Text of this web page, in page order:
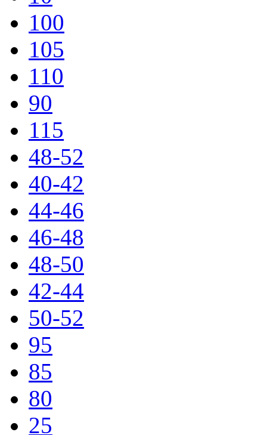
100
105
110
90
115
48-52
40-42
44-46
46-48
48-50
42-44
50-52
95
85
80
25